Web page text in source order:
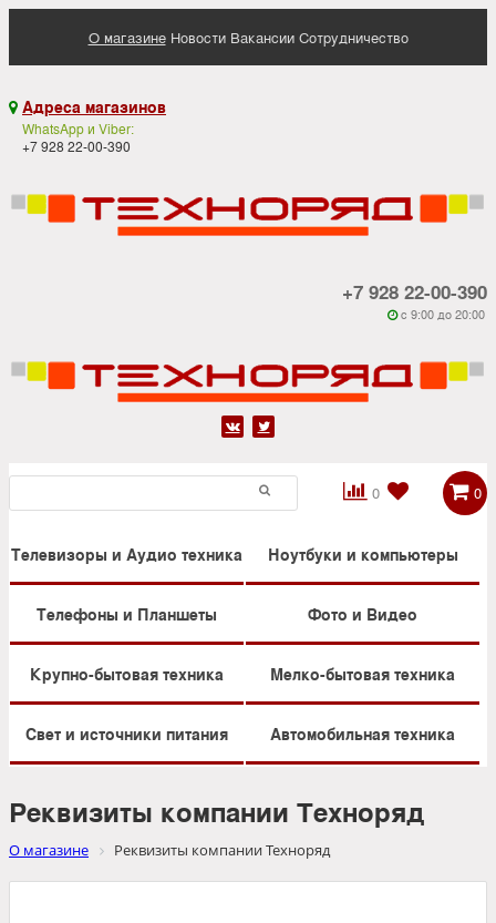
О магазине Новости Вакансии Сотрудничество
 Адреса магазинов
WhatsApp и Viber:
+7 928 22-00-390
+7 928 22-00-390
 c 9:00 до 20:00
 
0

 0
Телевизоры и Аудио техника Ноутбуки и компьютеры
Телефоны и Планшеты Фото и Видео
Крупно-бытовая техника Мелко-бытовая техника
Свет и источники питания Автомобильная техника
Реквизиты компании Техноряд
О магазине Реквизиты компании Техноряд